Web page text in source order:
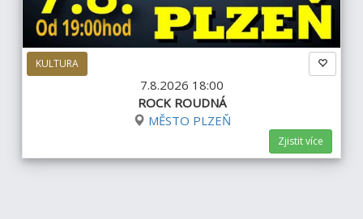
KULTURA
7.8.2026 18:00
ROCK ROUDNÁ
MĚSTO PLZEŇ
Zjistit více